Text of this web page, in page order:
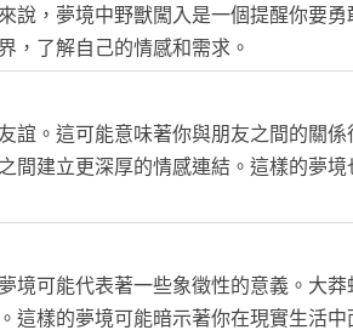
說，夢境中野獸闖入是一個提醒你要
，了解自己的情感和需求。
誼。這可能意味著你與朋友之間的關
間建立更深厚的情感連結。這樣的夢
境可能代表著一些象徵性的意義。大
這樣的夢境可能暗示著你在現實生活